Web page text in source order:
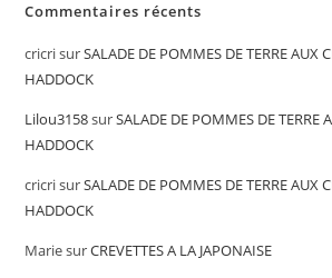
Commentaires récents
cricrisurSALADE DE POMMES DE TERRE AUX
HADDOCK
Lilou3158surSALADE DE POMMES DE TERRE
HADDOCK
cricrisurSALADE DE POMMES DE TERRE AUX
HADDOCK
MariesurCREVETTES A LA JAPONAISE